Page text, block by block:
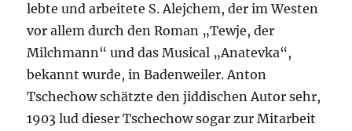
lebte und arbeitete S. Alejchem, der im Westen
vor allem durch den Roman „Tewje, der
Milchmann“ und das Musical „Anatevka“,
bekannt wurde, in Badenweiler. Anton
Tschechow schätzte den jiddischen Autor sehr,
1903 lud dieser Tschechow sogar zur Mitarbeit